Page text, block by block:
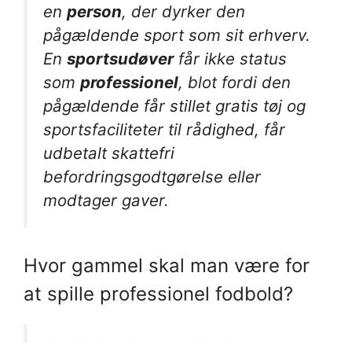
en person, der dyrker den
pågældende sport som sit erhverv.
En sportsudøverfår ikke status
som professionel, blot fordi den
pågældende får stillet gratis tøj og
sportsfaciliteter til rådighed, får
udbetalt skattefri
befordringsgodtgørelse eller
modtager gaver.
Hvor gammel skal man være for
at spille professionel fodbold?